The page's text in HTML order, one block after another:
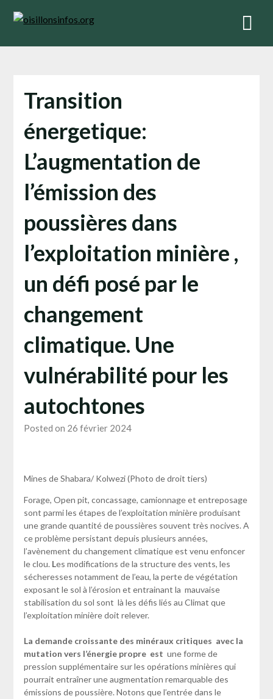
Transition
énergetique:
L’augmentation de
l’émission des
poussières dans
l’exploitation minière ,
un défi posé par le
changement
climatique. Une
vulnérabilité pour les
autochtones
Posted on 26 février 2024
Mines de Shabara/ Kolwezi (Photo de droit tiers)
Forage, Open pit, concassage, camionnage et entreposage
sont parmi les étapes de l’exploitation minière produisant
une grande quantité de poussières souvent très nocives. A
ce problème persistant depuis plusieurs années,
l’avènement du changement climatique est venu enfoncer
le clou. Les modifications de la structure des vents, les
sécheresses notamment de l’eau, la perte de végétation
exposant le sol à l’érosion et entrainant la mauvaise
stabilisation du sol sont là les défis liés au Climat que
l’exploitation minière doit relever.
La demande croissante des minéraux critiques avec la
mutation vers l’énergie propre est une forme de
pression supplémentaire sur les opérations minières qui
pourrait entraîner une augmentation remarquable des
émissions de poussière. Notons que l’entrée dans le